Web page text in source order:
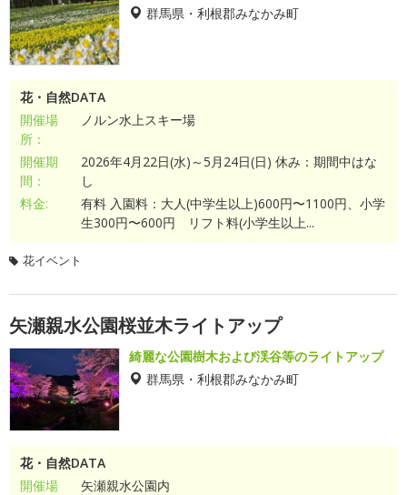
群馬県・利根郡みなかみ町
花・自然DATA
開催場
所：
ノルン水上スキー場
開催期
間：
2026年4月22日(水)～5月24日(日) 休み：期間中はな
し
料金:
有料 入園料：大人(中学生以上)600円〜1100円、小学
生300円〜600円 リフト料(小学生以上...
花イベント
矢瀬親水公園桜並木ライトアップ
綺麗な公園樹木および渓谷等のライトアップ
群馬県・利根郡みなかみ町
花・自然DATA
開催場
矢瀬親水公園内